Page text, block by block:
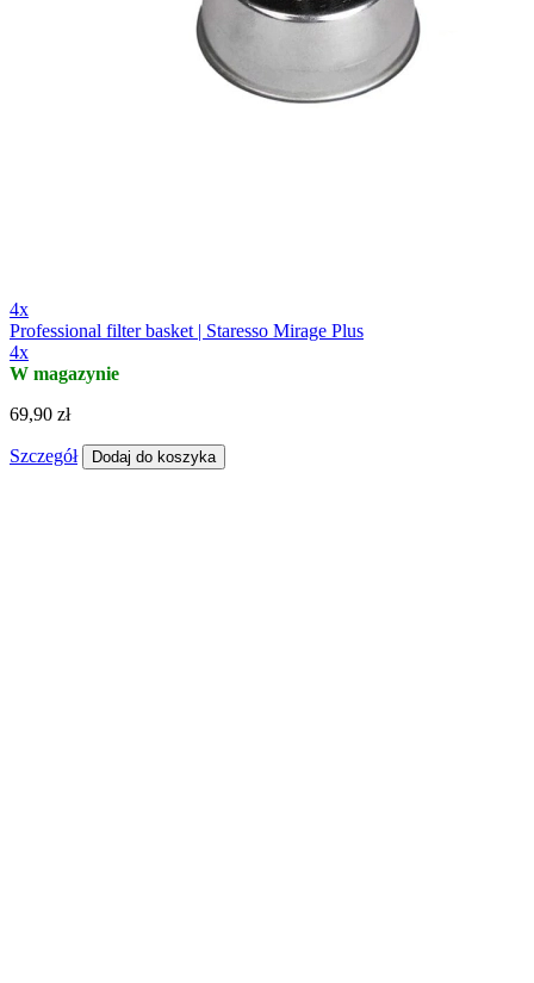
4x
Professional filter basket | Staresso Mirage Plus
4x
W magazynie
69,90 zł
Szczegół Dodaj do koszyka